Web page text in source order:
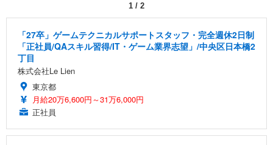
SIHOO B100 オフィスチェア／デスクチェア メッシ
ュチェア 人間工学 疲れない ブラック
￥27,999
ワーク チェア 強化バックレスト 30度ロッキング機
ョン PCチェア 通気性メッシュ ゲーミング/勉強/事
EIZO ビジネス向けプレミアムモニター | FlexScan
イト
￥109,572
フック付き（CFI-ZDM1J）
Amazonベーシック ペットシーツ 厚型 ワイド 42枚
x2袋(84枚) ホワイト(吸収面:ライトブルー)
￥3,234
り 単品
1 / 2
「27卒」ゲームテクニカルサポートスタッフ・完全週休2日制
「正社員/QAスキル習得/IT・ゲーム業界志望」/中央区日本橋2
丁目
株式会社Le Lien
東京都
月給20万6,600円～31万6,000円
正社員